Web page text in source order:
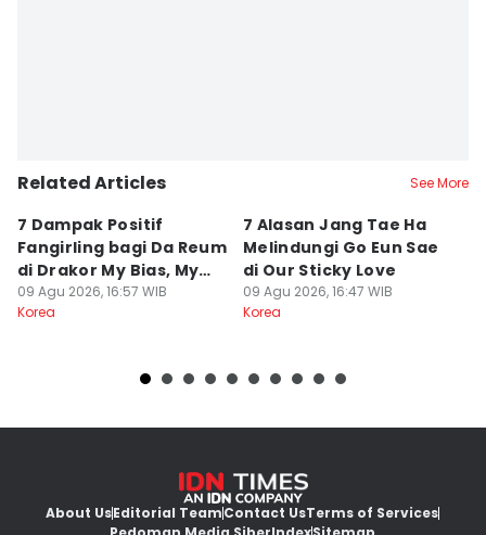
Related Articles See More
7 Dampak Positif
Fangirling bagi Da Reum
di Drakor My Bias, My
Boss
09 Agu 2026, 16:57 WIB
Korea
7 Alasan Jang Tae Ha
Melindungi Go Eun Sae
di Our Sticky Love
09 Agu 2026, 16:47 WIB
Korea
About UsEditorial TeamContact UsTerms of Services